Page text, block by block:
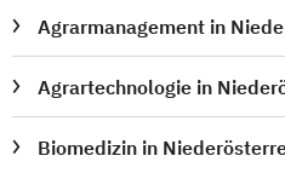
Klinische
Kommunalrecht
Konduktive Förderung
Konservative
Agrarmanagement in
Agrartechnologie in
Biomedizin in